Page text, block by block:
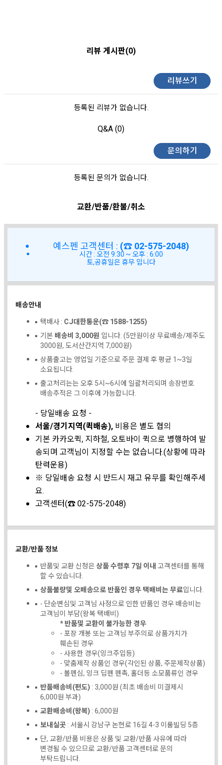
리뷰 게시판(0)
리뷰쓰기
등록된 리뷰가 없습니다.
Q&A (0)
문의하기
등록된 문의가 없습니다.
교환/반품/환불/취소
예스펜 고객센터 : (☎ 02-575-2048)
시간 : 오전 9:30 ~ 오후 : 6:00
토,공휴일은 휴무 입니다
배송안내
택배사 : CJ대한통운(☎ 1588-1255)
기본 배송비 3,000원 입니다. (5만원이상 무료배송/제주도
3000원, 도서산간지역 7,000원)
상품출고는 영업일 기준으로 주문 결제 후 평균 1~3일
소요됩니다.
출고처리는는 오후 5시~6시에 일괄처리되며 송장번호
배송추적은 그 이후에 가능합니다.
- 당일배송 요청 -
서울/경기지역(퀵배송), 비용은 별도 협의
기본 카카오퀵, 지하철, 오토바이 퀵으로 병행하여 발
송되며 고객님이 지정할 수는 없습니다.(상황에 따라
탄력운용)
※ 당일배송 요청 시 반드시 재고 유무를 확인해주세
요.
고객센터(☎ 02-575-2048)
교환/반품 정보
반품및 교환 신청은상품 수령후 7일 이내고객센터를 통해
할 수 있습니다.
상품불량및 오배송으로 반품인 경우 택배비는 무료입니다.
- 단순변심및 고객님 사정으로 인한 반품인 경우 배송비는
고객님이 부담(왕복 택배비)
* 반품및 교환이 불가능한 경우
- 포장 개봉 또는 고객님 부주의로 상품가치가
훼손된 경우
- 사용한 경우(잉크주입등)
- 맞춤제작 상품인 경우(각인된 상품, 주문제작상품)
- 볼펜심, 잉크 딥펜 펜촉, 홀더등 소모품류인 경우
반품배송비(편도) : 3,000원 (최초 배송비 미결제시
6,000원 부과)
교환배송비(왕복) : 6,000원
보내실곳: 서울시 강남구 논현로 16길 4-3 이룸빌딩 5층
단, 교환/반품 비용은 상품 및 교환/반품 사유에 따라
변경될 수 있으므로 교환/반품 고객센터로 문의
부탁드립니다.